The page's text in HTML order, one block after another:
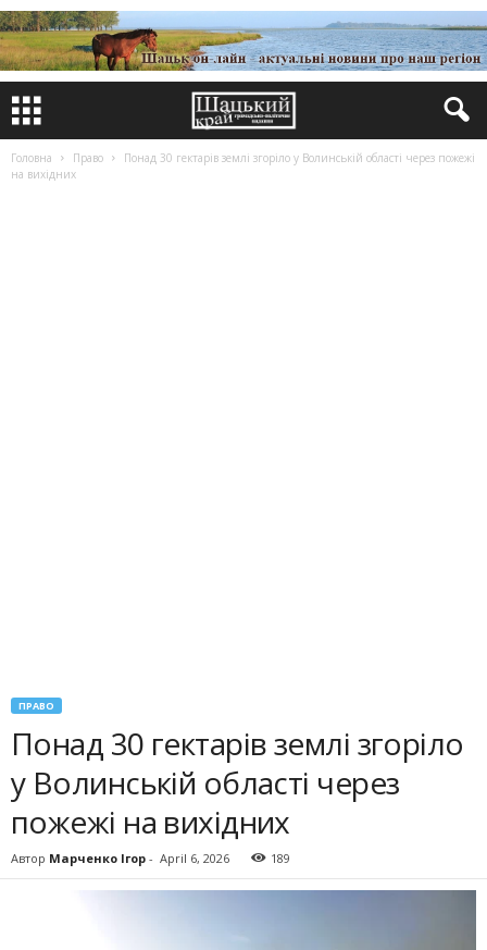
Головна Право
Понад 30 гектарів землі згоріло у Волинській області через пожежі
на вихідних
ПРАВО
Понад 30 гектарів землі згоріло
у Волинській області через
пожежі на вихідних
Автор Марченко Ігор - April 6, 2026 189